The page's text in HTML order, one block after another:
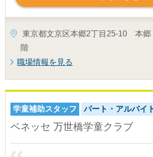
東京都文京区本郷2丁目25-10 本
階
職場情報を見る
学童補助スタッフ パート・アルバイ
ベネッセ 万世橋学童クラブ